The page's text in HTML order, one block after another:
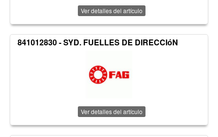
Ver detalles del artículo
841012830 - SYD. FUELLES DE DIRECCIóN
Ver detalles del artículo